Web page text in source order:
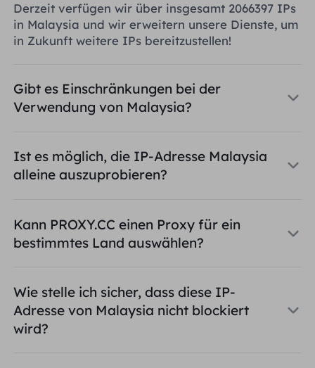
Derzeit verfügen wir über insgesamt 2066397 IPs
in Malaysia und wir erweitern unsere Dienste, um
in Zukunft weitere IPs bereitzustellen!
Gibt es Einschränkungen bei der
Verwendung von Malaysia?
Ist es möglich, die IP-Adresse Malaysia
alleine auszuprobieren?
Kann PROXY.CC einen Proxy für ein
bestimmtes Land auswählen?
Wie stelle ich sicher, dass diese IP-
Adresse von Malaysia nicht blockiert
wird?